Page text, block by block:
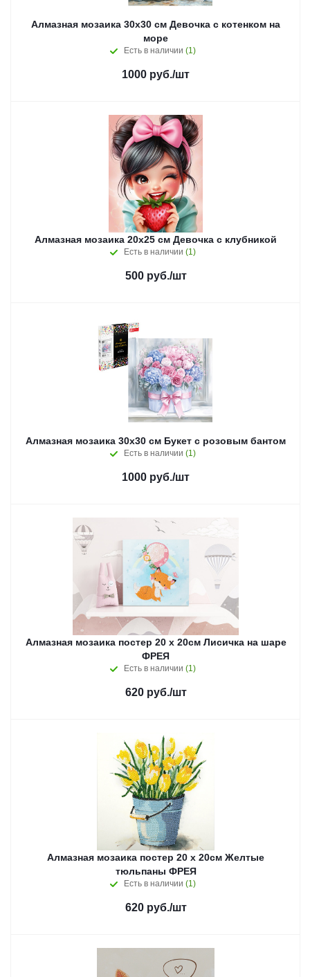
Алмазная мозаика 30x30 см Девочка с котенком на
море
Есть в наличии (1)
1000 руб./шт
Алмазная мозаика 20x25 см Девочка с клубникой
Есть в наличии (1)
500руб./шт
Алмазная мозаика 30x30 см Букет с розовым бантом
Есть в наличии (1)
1000 руб./шт
Алмазная мозаика постер 20 х 20см Лисичка на шаре
ФРЕЯ
Есть в наличии (1)
620руб./шт
Алмазная мозаика постер 20 х 20см Желтые
тюльпаны ФРЕЯ
Есть в наличии (1)
620руб./шт